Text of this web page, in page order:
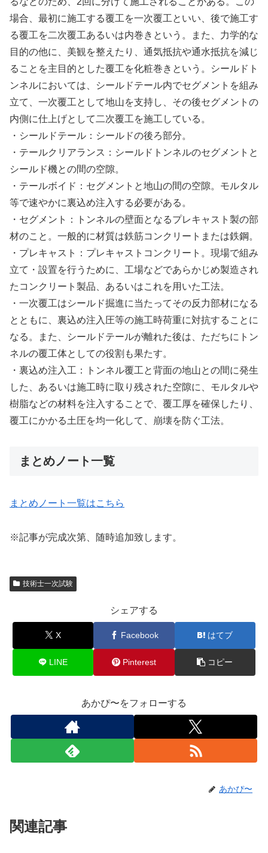
場合、最初に施工する覆工を一次覆工といい、後で施工す
る覆工を二次覆工あるいは内巻きという。また、力学的な
目的の他に、美観を整えたり、通気抵抗や通水抵抗を減じ
ることを主目的とした覆工を化粧巻きという。シールドト
ンネルにおいては、シールドテール内でセグメントを組み
立て、一次覆工として地山を支持し、その後セグメントの
内側に仕上げとして二次覆工を施工している。
・シールドテール：シールドの後ろ部分。
・テールクリアランス：シールドトンネルのセグメントと
シールド機との間の空隙。
・テールボイド：セグメントと地山の間の空隙。モルタル
等で速やかに裏込め注入する必要がある。
・セグメント：トンネルの壁面となるプレキャスト製の部
材のこと。一般的に材質は鉄筋コンクリートまたは鉄鋼。
・プレキャスト：プレキャストコンクリート。現場で組み
立て・設置を行うために、工場などであらかじめ製造され
たコンクリート製品、あるいはこれを用いた工法。
・一次覆工はシールド掘進に当たってその反力部材になる
とともに、裏込め注入圧等の施工時荷重に対抗することに
なる。また、シールドテールが離れた後は、ただちにトン
ネルの覆工体としての役割も果たす。
・裏込め注入工：トンネル覆工と背面の地山との間に発生
した、あるいは施工時に取り残された空隙に、モルタルや
樹脂などの材料を注入することで、覆工厚を確保したり、
覆工にかかる土圧を均一化して、崩壊を防ぐ工法。
まとめノート一覧
まとめノート一覧はこちら
※記事が完成次第、随時追加致します。
技術士一次試験
シェアする
X Facebook はてブ
LINE Pinterest コピー
あかぴ〜をフォローする
あかぴ〜
関連記事